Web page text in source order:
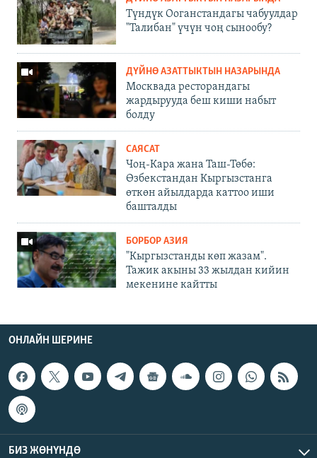
Түндүк Ооганстандагы чабуулдар
"Талибан" үчүн чоң сынообу?
ДҮЙНӨ АЗАТТЫКТЫН НАЗАРЫНДА
Москвада ресторандагы
жардырууда беш киши набыт
болду
САЯСАТ
Чоң-Кара жана Таш-Төбө:
Өзбекстандан Кыргызстанга
өткөн айылдарда каттоо иши
башталды
БОРБОР АЗИЯ
"Кыргызстанды көп жазам".
Тажик акыны 33 жылдан кийин
мекенине кайтты
ОНЛАЙН ШЕРИНЕ
БИЗ ЖӨНҮНДӨ